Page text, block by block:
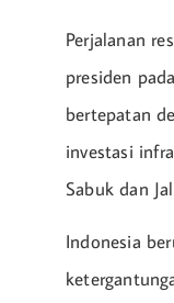
Perjalanan
presiden
bertepatan
investasi
Sabuk dan
Indonesia